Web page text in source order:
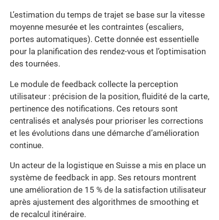
L’estimation du temps de trajet se base sur la vitesse
moyenne mesurée et les contraintes (escaliers,
portes automatiques). Cette donnée est essentielle
pour la planification des rendez-vous et l’optimisation
des tournées.
Le module de feedback collecte la perception
utilisateur : précision de la position, fluidité de la carte,
pertinence des notifications. Ces retours sont
centralisés et analysés pour prioriser les corrections
et les évolutions dans une démarche d’amélioration
continue.
Un acteur de la logistique en Suisse a mis en place un
système de feedback in app. Ses retours montrent
une amélioration de 15 % de la satisfaction utilisateur
après ajustement des algorithmes de smoothing et
de recalcul itinéraire.